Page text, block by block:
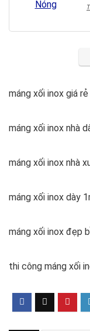
máng xối inox giá rẻ
máng xối inox nhà
máng xối inox nhà
máng xối inox dày
máng xối inox đẹp
thi công máng xối